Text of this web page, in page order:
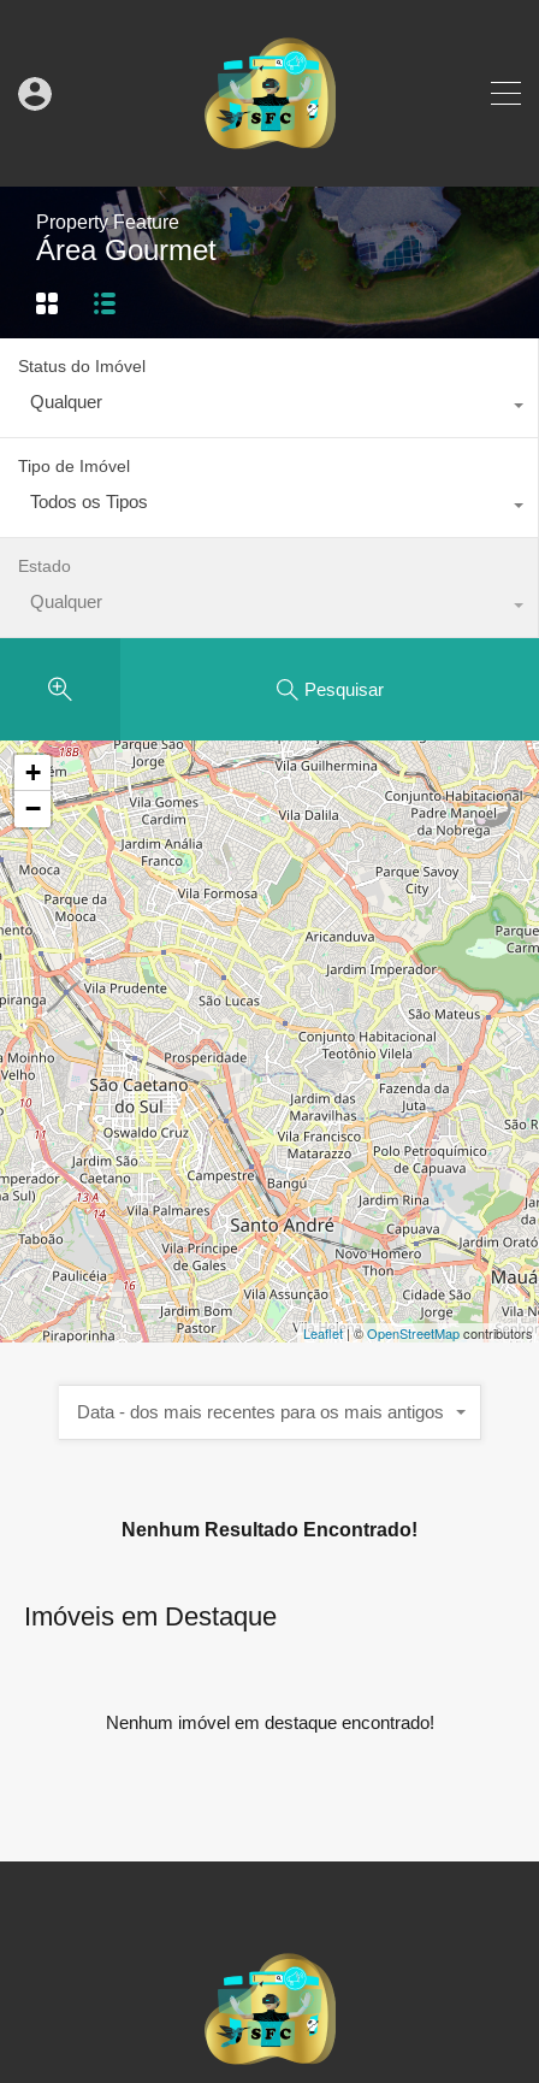
Property Feature
Área Gourmet
Status do Imóvel
Qualquer
Tipo de Imóvel
Todos os Tipos
Estado
Qualquer
Pesquisar
+
−
Leaflet| ©OpenStreetMapcontributors
Data - dos mais recentes para os mais antigos
Nenhum Resultado Encontrado!
Imóveis em Destaque
Nenhum imóvel em destaque encontrado!